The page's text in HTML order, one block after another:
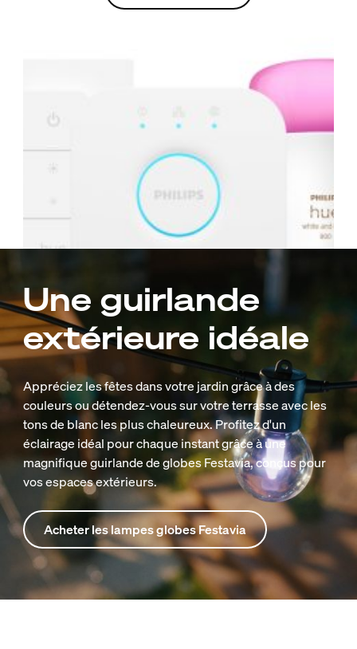
Une guirlande
extérieure idéale
Appréciez les fêtes dans votre jardin grâce à des
couleurs ou détendez-vous sur votre terrasse avec les
tons de blanc les plus chaleureux. Profitez d'un
éclairage idéal pour chaque instant grâce à une
magnifique guirlande de globes Festavia, conçus pour
vos espaces extérieurs.
Acheter les lampes globes Festavia